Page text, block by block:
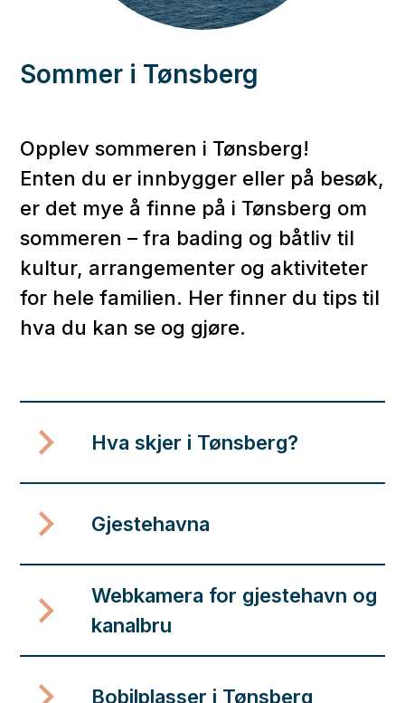
Sommer i Tønsberg
Opplev sommeren i Tønsberg!
Enten du er innbygger eller på besøk,
er det mye å finne på i Tønsberg om
sommeren – fra bading og båtliv til
kultur, arrangementer og aktiviteter
for hele familien. Her finner du tips til
hva du kan se og gjøre.
Hva skjer i Tønsberg?
Gjestehavna
Webkamera for gjestehavn og
kanalbru
Bobilplasser i Tønsberg